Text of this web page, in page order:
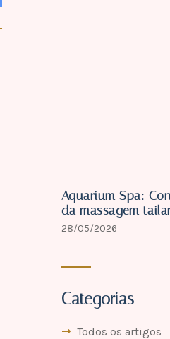
Aquarium Spa:
da massagem
28/05/2026
Categorias
Todos os artigos